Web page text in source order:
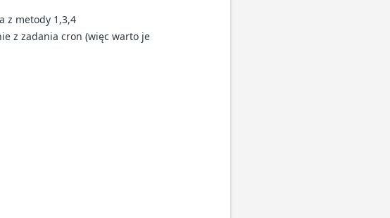
z metody 1,3,4
z zadania cron (więc warto je